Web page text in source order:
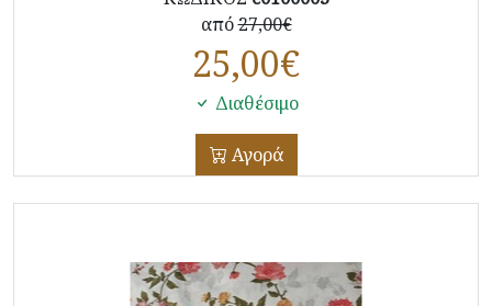
από27,00€
25,00€
Διαθέσιμο
Αγορά